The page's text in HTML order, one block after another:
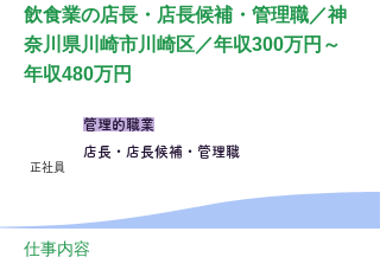
飲食業の店長・店長候補・管理職／神
奈川県川崎市川崎区／年収300万円～
年収480万円
正社員
管理的職業
店長・店長候補・管理職
仕事内容